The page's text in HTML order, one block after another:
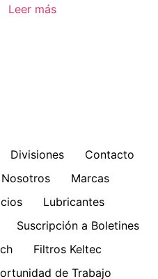
Leer más
Divisiones
Contacto
Nosotros
Marcas
Lubricantes
Suscripción a Boletines
Filtros Keltec
de Trabajo